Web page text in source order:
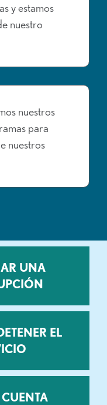
y estamos
nuestro
nuestros
para
nuestros
UNA
EL